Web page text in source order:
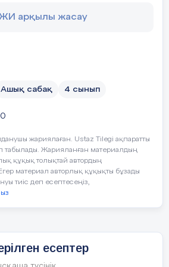
41 5)14 9)71 13)91
47 6)11 10) 74 14)94
49 7)17 11)77 15)97
Педагогтің іс-әрекеті
арқылы жасау
Ашық сабақ 4 сынып
0
жариялаған. Ustaz Tilegi ақпаратты
табылады. Жарияланған материалдың
құқық толықтай автордың
материал авторлық құқықты бұзады
тиіс деп есептесеңіз,
есептер